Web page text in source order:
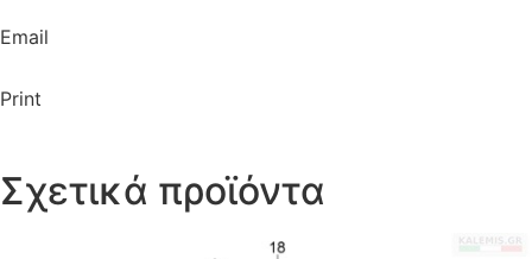
Email
Print
Σχετικά προϊόντα